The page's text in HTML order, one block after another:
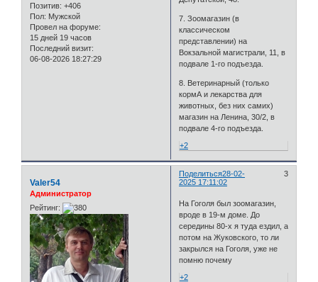
Позитив: +406
Пол: Мужской
Провел на форуме:
15 дней 19 часов
Последний визит:
06-08-2026 18:27:29
7. Зоомагазин (в
классическом
представлении) на
Вокзальной магистрали, 11, в
подвале 1-го подъезда.
8. Ветеринарный (только
кормА и лекарства для
животных, без них самих)
магазин на Ленина, 30/2, в
подвале 4-го подъезда.
+2
Поделиться 3
28-02-
2025 17:11:02
Valer54
Администратор
Рейтинг:
На Гоголя был зоомагазин,
вроде в 19-м доме. До
середины 80-х я туда ездил, а
потом на Жуковского, то ли
закрылся на Гоголя, уже не
помню почему
+2